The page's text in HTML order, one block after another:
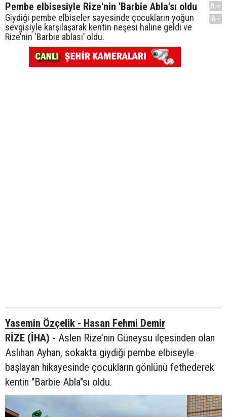
Pembe elbisesiyle Rize'nin 'Barbie Abla'sı oldu
Giydiği pembe elbiseler sayesinde çocukların yoğun
sevgisiyle karşılaşarak kentin neşesi haline geldi ve
Rize’nin ‘Barbie ablası’ oldu.
A+
A-
Yasemin Özçelik - Hasan Fehmi Demir
RİZE (İHA) - Aslen Rize’nin Güneysu ilçesinden olan
Aslıhan Ayhan, sokakta giydiği pembe elbiseyle
başlayan hikayesinde çocukların gönlünü fethederek
kentin "Barbie Abla"sı oldu.